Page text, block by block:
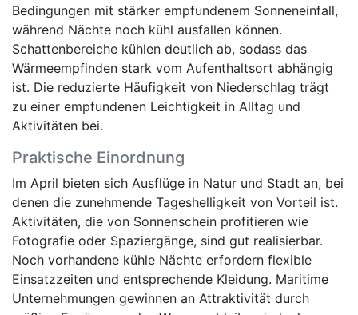
Bedingungen mit stärker empfundenem Sonneneinfall,
während Nächte noch kühl ausfallen können.
Schattenbereiche kühlen deutlich ab, sodass das
Wärmeempfinden stark vom Aufenthaltsort abhängig
ist. Die reduzierte Häufigkeit von Niederschlag trägt
zu einer empfundenen Leichtigkeit in Alltag und
Aktivitäten bei.
Praktische Einordnung
Im April bieten sich Ausflüge in Natur und Stadt an, bei
denen die zunehmende Tageshelligkeit von Vorteil ist.
Aktivitäten, die von Sonnenschein profitieren wie
Fotografie oder Spaziergänge, sind gut realisierbar.
Noch vorhandene kühle Nächte erfordern flexible
Einsatzzeiten und entsprechende Kleidung. Maritime
Unternehmungen gewinnen an Attraktivität durch